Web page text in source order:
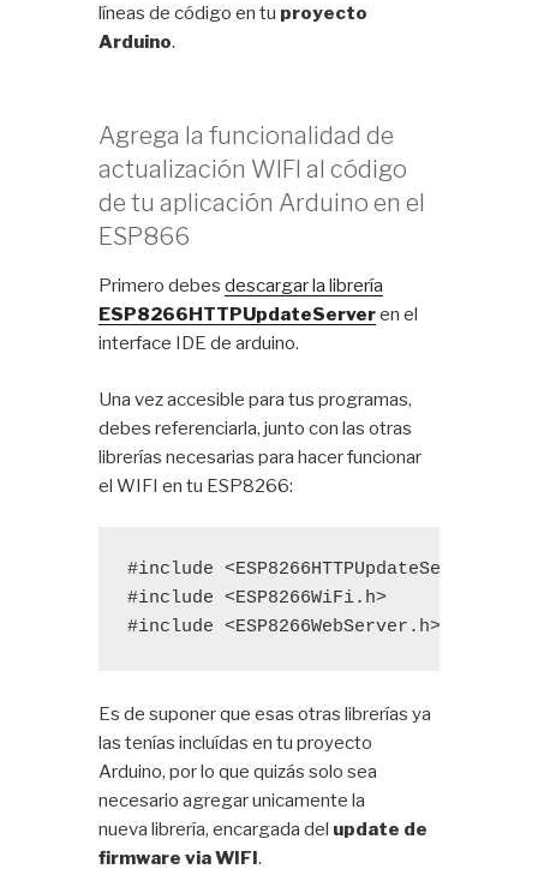
líneas de código en tu proyecto
Arduino.
Agrega la funcionalidad de
actualización WIFI al código
de tu aplicación Arduino en el
ESP866
Primero debesdescargar la librería
ESP8266HTTPUpdateServeren el
interface IDE de arduino.
Una vez accesible para tus programas,
debes referenciarla, junto con las otras
librerías necesarias para hacer funcionar
el WIFI en tu ESP8266:
#include
#include
<ESP8266WiFi.h>
#include <ESP8266WebServer.h>
Es de suponer que esas otras librerías ya
las tenías incluídas en tu proyecto
Arduino, por lo que quizás solo sea
necesario agregar unicamente la
nueva librería, encargada del update de
firmware via WIFI.